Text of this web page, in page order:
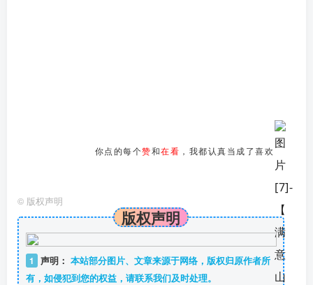
你点的每个赞和在看 ，我都认真当成了喜欢
© 版权声明
版权声明
1 声明： 本站部分图片、文章来源于网络，版权归原作者所
有，如侵犯到您的权益，请联系我们及时处理。